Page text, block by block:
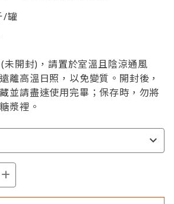
/罐
未開封)，請置於室溫且陰涼通風
離高溫日照，以免變質。開封後，
並請盡速使用完畢；保存時，勿將
漿裡。